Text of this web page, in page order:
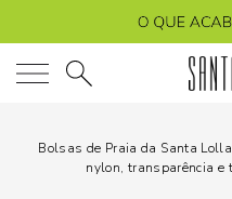
O que você está
Bolsas de Praia da Santa
nylon, transparência e